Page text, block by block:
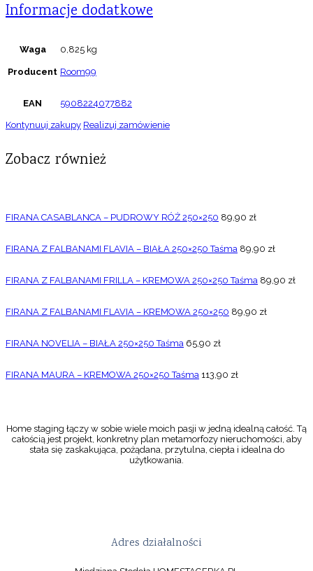
Informacje dodatkowe
Waga 0,825 kg
Producent Room99
EAN 5908224077882
Kontynuuj zakupy Realizuj zamówienie
Zobacz również
FIRANA CASABLANCA – PUDROWY RÓŻ 250×250 89,90 zł
FIRANA Z FALBANAMI FLAVIA – BIAŁA 250×250 Taśma 89,90 zł
FIRANA Z FALBANAMI FRILLA – KREMOWA 250×250 Taśma 89,90 zł
FIRANA Z FALBANAMI FLAVIA – KREMOWA 250×250 89,90 zł
FIRANA NOVELIA – BIAŁA 250×250 Taśma 65,90 zł
FIRANA MAURA – KREMOWA 250×250 Taśma 113,90 zł
Home staging łączy w sobie wiele moich pasji w jedną idealną całość. Tą
całością jest projekt, konkretny plan metamorfozy nieruchomości, aby
stała się zaskakująca, pożądana, przytulna, ciepła i idealna do
użytkowania.
Adres działalności